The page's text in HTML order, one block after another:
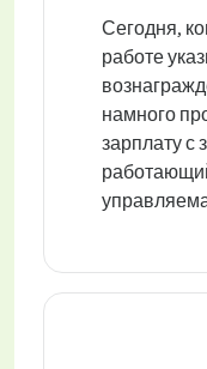
Сегодня,
работе
намного
зарплату с